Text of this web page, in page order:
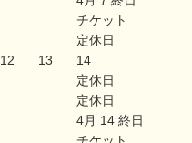
チケット
定休日
12 13
14
定休日
定休日
4月 14 終日